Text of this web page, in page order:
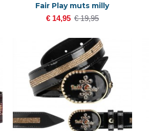
Fair Play muts milly
€ 14,95 € 19,95